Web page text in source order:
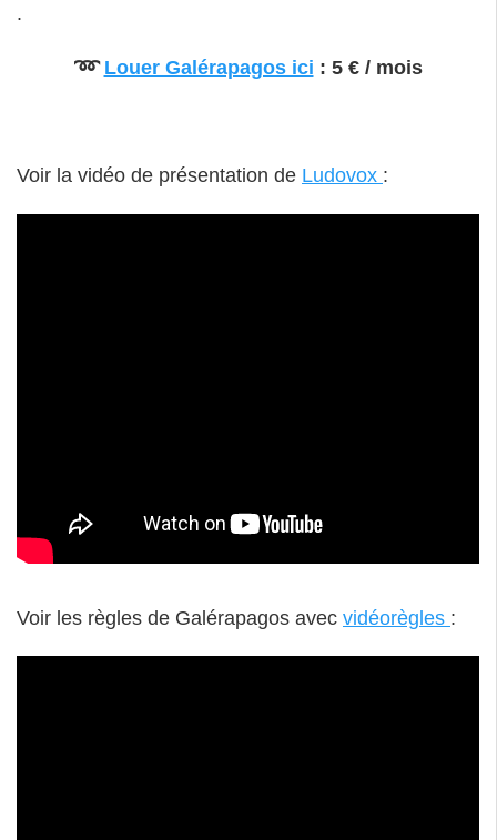
.
➿ Louer Galérapagos ici : 5 € / mois
Voir la vidéo de présentation de Ludovox :
Voir les règles de Galérapagos avec vidéorègles :